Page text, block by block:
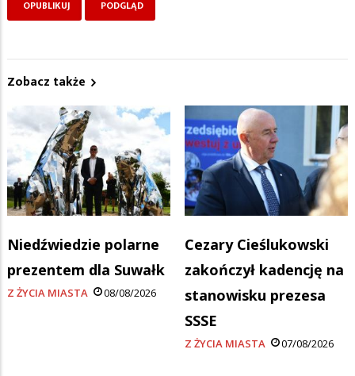
Zobacz także
Niedźwiedzie polarne
prezentem dla Suwałk
Z ŻYCIA MIASTA 08/08/2026
Cezary Cieślukowski
zakończył kadencję na
stanowisku prezesa
SSSE
Z ŻYCIA MIASTA 07/08/2026